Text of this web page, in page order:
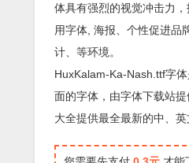
体具有强烈的视觉冲击力
用字体, 海报、个性促进品
计、等环境。
HuxKalam-Ka-Nash.ttf字
面的字体，由字体下载站
大全提供最全最新的中、英